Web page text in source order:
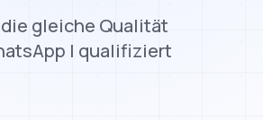
gleiche Qualität
| qualifiziert